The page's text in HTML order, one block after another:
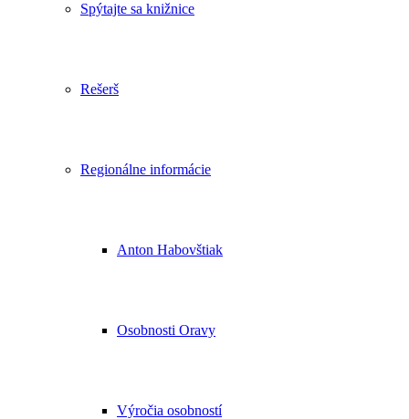
Spýtajte sa knižnice
Rešerš
Regionálne informácie
Anton Habovštiak
Osobnosti Oravy
Výročia osobností